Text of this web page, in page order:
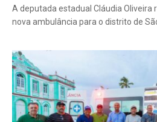
A deputada estadual Cláudia Oliveira
nova ambulância para o distrito de